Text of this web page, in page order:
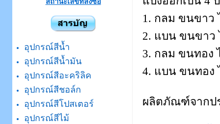
อุปกรณ์สีน้ำ
อุปกรณ์สีน้ำมัน
อุปกรณ์สีอะคริลิค
อุปกรณ์สีชอล์ก
อุปกรณ์สีโปสเตอร์
อุปกรณ์สีไม้
1. กลม ขนขาว
2. แบน ขนขาว
3. กลม ขนทอง
4. แบน ขนทอง
ผลิตภัณฑ์จากป